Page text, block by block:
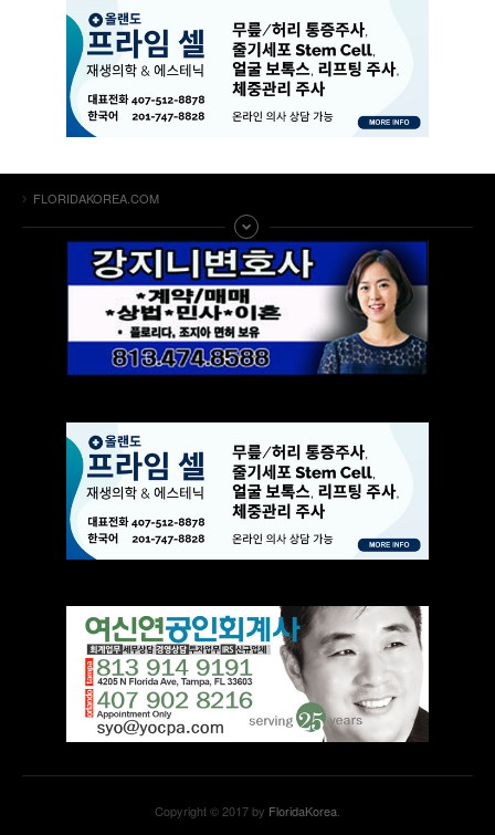
FLORIDAKOREA.COM
Copyright © 2017 by FloridaKorea